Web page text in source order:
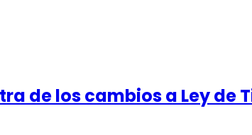
de los cambios a Ley de